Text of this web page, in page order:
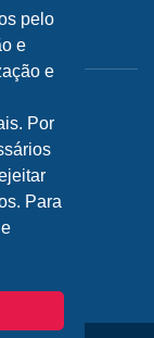
pelo
e
e
Por
Para